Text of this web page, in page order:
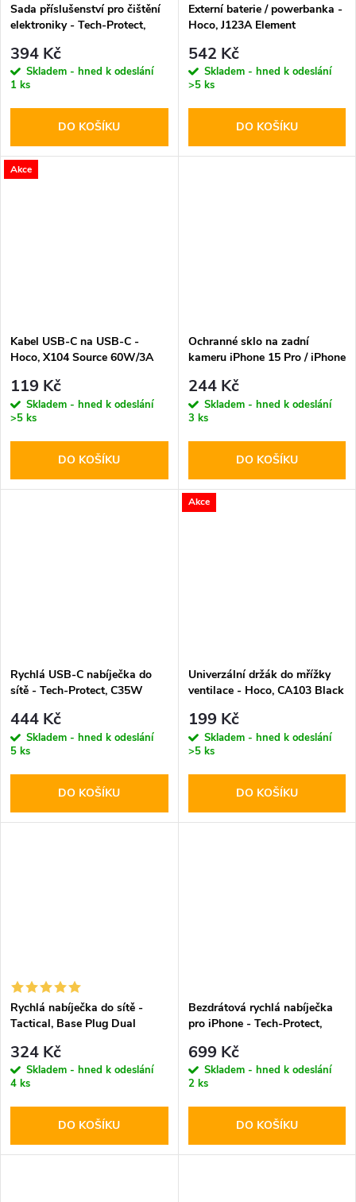
Sada příslušenství pro čištění
elektroniky - Tech-Protect,
394 Kč
Skladem - hned k odeslání
1 ks
DO KOŠÍKU
Externí baterie / powerbanka -
Hoco, J123A Element
542 Kč
Skladem - hned k odeslání
>5 ks
DO KOŠÍKU
Akce
Kabel USB-C na USB-C -
Hoco, X104 Source 60W/3A
119 Kč
Skladem - hned k odeslání
>5 ks
DO KOŠÍKU
Ochranné sklo na zadní
kameru iPhone 15 Pro / iPhone
Black
244 Kč
Skladem - hned k odeslání
3 ks
DO KOŠÍKU
Rychlá USB-C nabíječka do
sítě - Tech-Protect, C35W
444 Kč
Skladem - hned k odeslání
5 ks
DO KOŠÍKU
Akce
Univerzální držák do mřížky
ventilace - Hoco, CA103 Black
199 Kč
Skladem - hned k odeslání
>5 ks
DO KOŠÍKU
Rychlá nabíječka do sítě -
Tactical, Base Plug Dual
324 Kč
Skladem - hned k odeslání
4 ks
DO KOŠÍKU
Bezdrátová rychlá nabíječka
pro iPhone - Tech-Protect,
Wireless Charger Black
699 Kč
Skladem - hned k odeslání
2 ks
DO KOŠÍKU